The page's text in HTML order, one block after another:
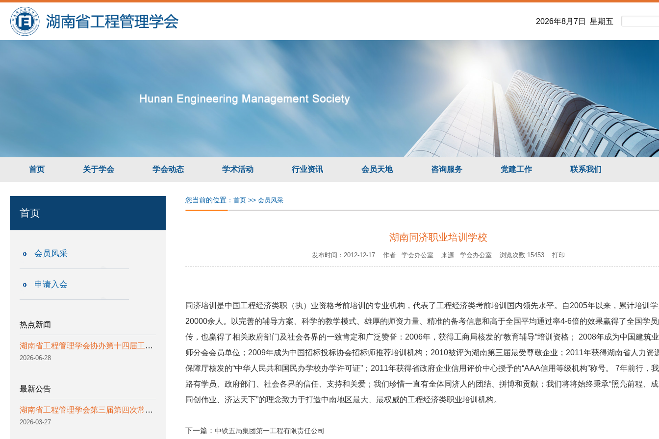
2026年8月7日 星期五
首页 关于学会 学会动态 学术活动 行业资讯 会员天地 咨询服务 党建工作 联系我们
首页
会员风采
申请入会
热点新闻
湖南省工程管理学会协办第十四届工程管理国际学术研讨会 暨2026北京工程管理科学高端论坛
2026-06-28
最新公告
湖南省工程管理学会第三届第四次常务理事会会议通知
2026-03-27
您当前的位置： 首页>> 会员风采
湖南同济职业培训学校
发布时间：2012-12-17 作者: 学会办公室 来源: 学会办公室 浏览次数:15453 打印
同济培训是中国工程经济类职（执）业资格考前培训的专业机构，代表了工程经济类考前培训国内领先水平。自2005年以来，累计培训
20000余人。以完善的辅导方案、科学的教学模式、雄厚的师资力量、精准的备考信息和高于全国平均通过率4-6倍的效果赢得了全国学
传，也赢得了相关政府部门及社会各界的一致肯定和广泛赞誉：2006年，获得工商局核发的“教育辅导”培训资格； 2008年成为中国建筑
师分会会员单位；2009年成为中国招标投标协会招标师推荐培训机构；2010被评为湖南第三届最受尊敬企业；2011年获得湖南省人力资
保障厅核发的“中华人民共和国民办学校办学许可证”；2011年获得省政府企业信用评价中心授予的“AAA信用等级机构”称号。 7年前行，
路有学员、政府部门、社会各界的信任、支持和关爱；我们珍惜一直有全体同济人的团结、拼博和贡献；我们将将始终秉承“照亮前程、
同创伟业、济达天下”的理念致力于打造中南地区最大、最权威的工程经济类职业培训机构。
下一篇： 中铁五局集团第一工程有限责任公司